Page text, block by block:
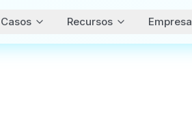
Casos Recursos Empresa